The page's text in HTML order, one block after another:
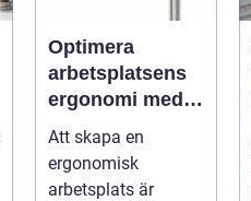
Optimera
arbetsplatsens
ergonomi med
balansblock
Att skapa en
ergonomisk
arbetsplats är